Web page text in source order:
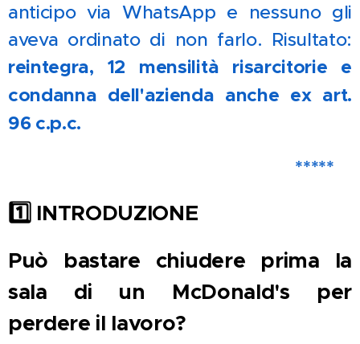
anticipo via WhatsApp e nessuno gli
aveva ordinato di non farlo. Risultato:
reintegra, 12 mensilità risarcitorie e
condanna dell'azienda anche ex art.
96 c.p.c.
*****
1️ INTRODUZIONE
Può bastare chiudere prima la
sala di un McDonald's per
perdere il lavoro?